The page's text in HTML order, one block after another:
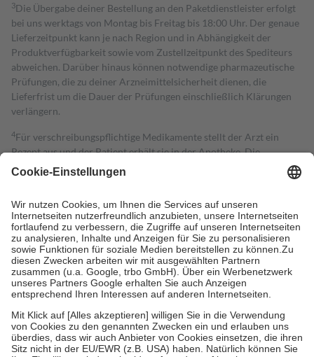
3Die Übergabe deiner Bestellung an den Paketdienstleister erfolgt
bei uns werktags von Montag bis Freitag bis 18:00 Uhr. Der genaue
Lieferzeitpunkt kann je nach Region und in Abhängigkeit der
Produktverfügbarkeit sowie vom Zustellzeitpunkt des Spediteurs
abweichen. Darüber hinaus können notwendige pharmazeutische
Prüfungen, die zu deiner Arzneimittelsicherheit dienen, die
Lieferfrist um die Dauer der Prüfungen einschließlich Klärungen
verlängern.
4Für verschreibungspflichtige Medikamente stellt der Arzt ein
Rezept aus und der Patient erhält sie in der Apotheke. Die
gesetzliche Krankenversicherung übernimmt in der Regel die
Kosten dafür, der Versicherte trägt einen Teil davon als Zuzahlung
Grundsätzlich leisten Mitglieder Zuzahlungen in Höhe von zehn
Prozent des Abgabepreises,mindestens jedochfünf Euround
höchstens zehn Euro.Es sind jedoch nie mehr als die tatsächlichen
Kosten der Leistung zu entrichten.
Diese Regeln gelten grundsätzlich auch für Online-Apotheken.
Bei Heilmitteln und häuslicher Krankenpflege beträgt die
Zuzahlung zehn Prozent der Kosten sowie zehn Euro je
Verordnung.
Um das Engagement der Versicherten für ihre eigene Gesundheit zu
stärken und die besondere Stellung der Familie zu unterstützen,